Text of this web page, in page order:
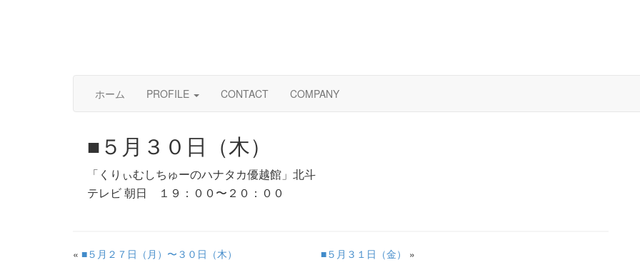
ホーム PROFILE CONTACT COMPANY
■５月３０日（木）
「くりぃむしちゅーのハナタカ優越館」北斗
テレビ 朝日 １９：００〜２０：００
« ■５月２７日（月）〜３０日（木） ■５月３１日（金） »